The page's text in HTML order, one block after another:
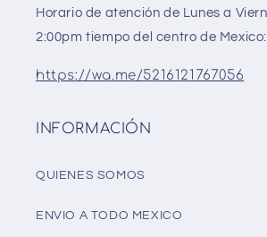
Horario de atención de Lunes a
2:00pm tiempo del centro de Mexico:
https://wa.me/5216121767056
INFORMACIÓN
QUIENES SOMOS
ENVIO A TODO MEXICO